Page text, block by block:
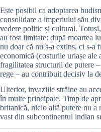
Este posibil ca adoptarea
consolidare a imperiului său
vedere politic și cultural.
au fost limitate: după moartea
nu doar că nu s-a extins, ci s-a
economică (costurile uriașe
fragilitatea structurii de putere
rege – au contribuit decisiv la
Ulterior, invaziile străine au
în multe principate. Timp de
britanică, nicio altă putere nu a
vast din subcontinentul indian